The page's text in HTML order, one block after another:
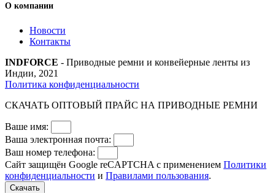
О компании
Новости
Контакты
INDFORCE - Приводные ремни и конвейерные ленты из
Индии, 2021
Политика конфиденциальности
СКАЧАТЬ ОПТОВЫЙ ПРАЙС НА ПРИВОДНЫЕ РЕМНИ
Ваше имя:
Ваша электронная почта:
Ваш номер телефона:
Сайт защищён Google reCAPTCHA с применением Политики
конфиденциальности и Правилами пользования.
Скачать